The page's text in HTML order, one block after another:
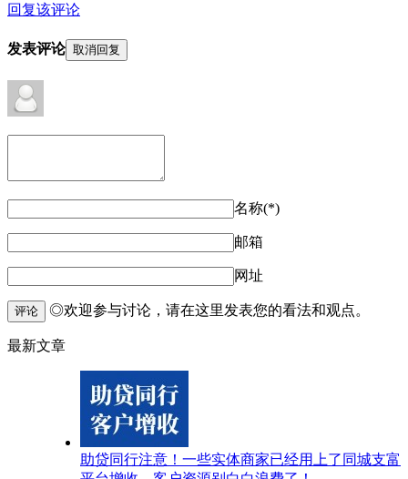
回复该评论
发表评论 取消回复
名称(*)
邮箱
网址
评论 ◎欢迎参与讨论，请在这里发表您的看法和观点。
最新文章
助贷同行注意！一些实体商家已经用上了同城支富